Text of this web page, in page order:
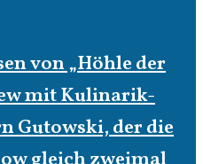
von „Höhle der
mit Kulinarik-
Gutowski, der die